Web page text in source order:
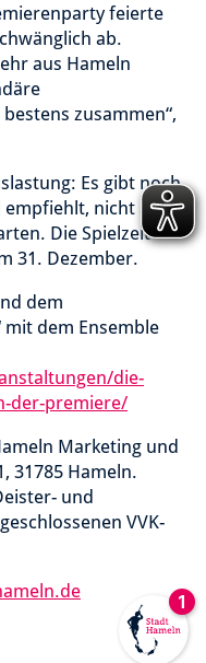
feierte
ab.
aus Hameln
zusammen“,
Es gibt noch
empfiehlt, nicht allzu
Die Spielzeit
31. Dezember.
dem
dem Ensemble
die-
der-premiere/
Marketing und
31785 Hameln.
und
VVK-